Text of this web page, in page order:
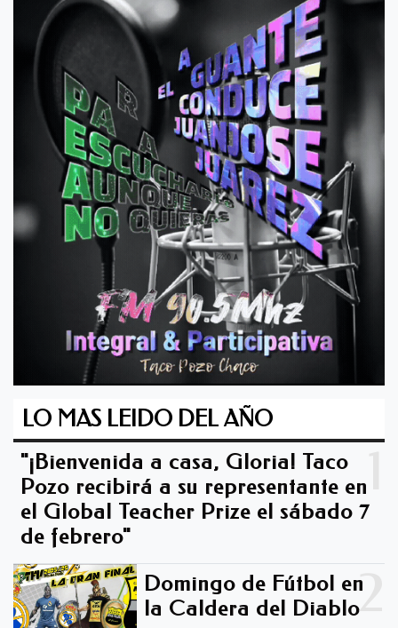
LO MAS LEIDO DEL AÑO
"¡Bienvenida a casa, Gloria! Taco
Pozo recibirá a su representante en
el Global Teacher Prize el sábado 7
de febrero"
2
Domingo de Fútbol en
la Caldera del Diablo -